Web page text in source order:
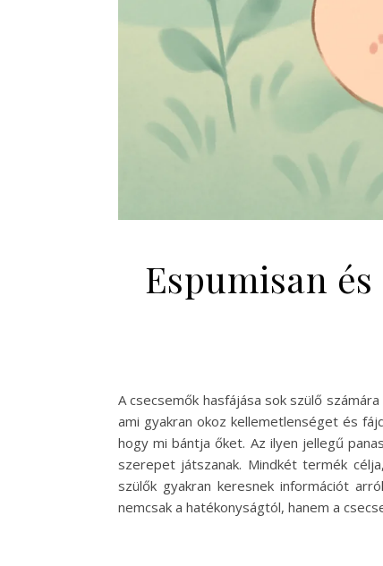
Espumisan
A csecsemők hasfájása sok szülő
ami gyakran okoz kellemetlenséget és
hogy mi bántja őket. Az ilyen jellegű
szerepet játszanak. Mindkét termék
szülők gyakran keresnek információt
nemcsak a hatékonyságtól, hanem a